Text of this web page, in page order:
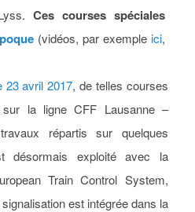
Ces courses spéciales
(vidéos, par exemple ici,
23 avril 2017, de telles courses
la ligne CFF Lausanne –
répartis sur quelques
désormais exploité avec la
Train Control System,
est intégrée dans la